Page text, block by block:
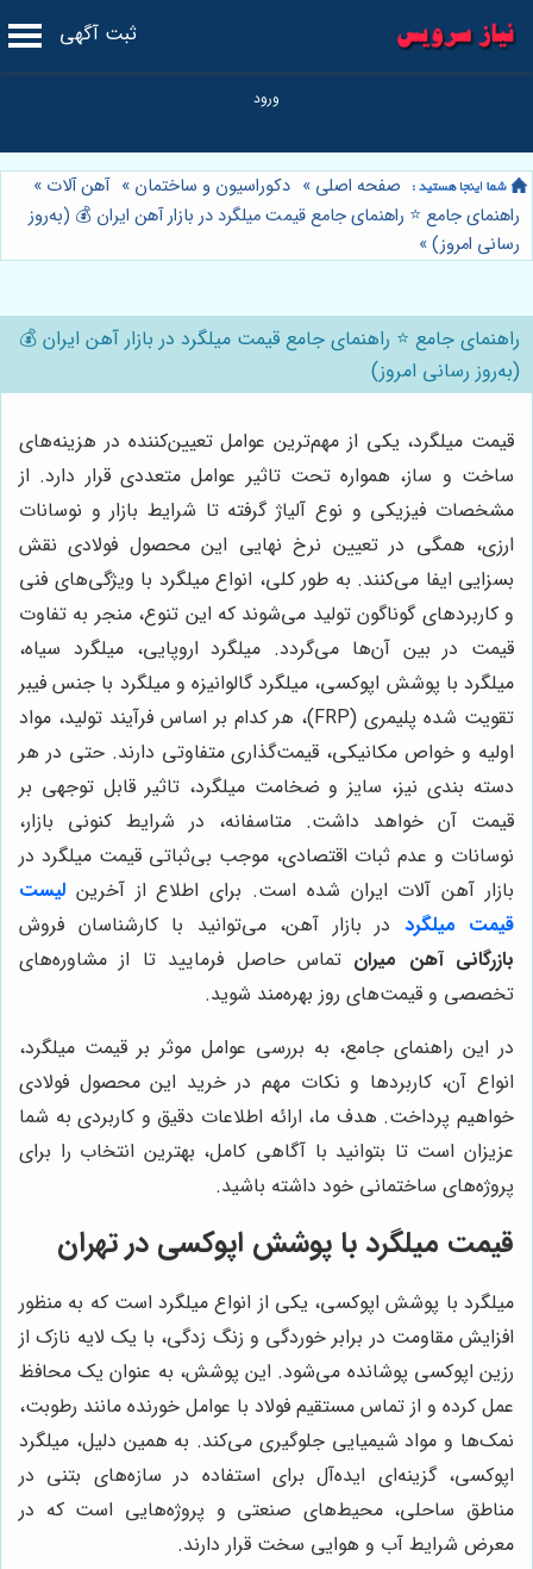
ثبت آگهی
صفحه اصلی » دکوراسیون و ساختمان » آهن آلات »
راهنمای جامع ⭐️ راهنمای جامع قیمت میلگرد در بازار آهن ایران 💰 (به‌روز
رسانی امروز)»
راهنمای جامع ⭐️ راهنمای جامع قیمت میلگرد در بازار آهن ایران 💰
(به‌روز رسانی امروز)
قیمت میلگرد، یکی از مهم‌ترین عوامل تعیین‌کننده در هزینه‌های
ساخت و ساز، همواره تحت تاثیر عوامل متعددی قرار دارد. از
مشخصات فیزیکی و نوع آلیاژ گرفته تا شرایط بازار و نوسانات
ارزی، همگی در تعیین نرخ نهایی این محصول فولادی نقش
بسزایی ایفا می‌کنند. به طور کلی، انواع میلگرد با ویژگی‌های فنی
و کاربردهای گوناگون تولید می‌شوند که این تنوع، منجر به تفاوت
قیمت در بین آن‌ها می‌گردد. میلگرد اروپایی، میلگرد سیاه،
میلگرد با پوشش اپوکسی، میلگرد گالوانیزه و میلگرد با جنس فیبر
تقویت شده پلیمری (FRP)، هر کدام بر اساس فرآیند تولید، مواد
اولیه و خواص مکانیکی، قیمت‌گذاری متفاوتی دارند. حتی در هر
دسته بندی نیز، سایز و ضخامت میلگرد، تاثیر قابل توجهی بر
قیمت آن خواهد داشت. متاسفانه، در شرایط کنونی بازار،
نوسانات و عدم ثبات اقتصادی، موجب بی‌ثباتی قیمت میلگرد در
بازار آهن آلات ایران شده است. برای اطلاع از آخرین لیست
قیمت میلگرد در بازار آهن، می‌توانید با کارشناسان فروش
بازرگانی آهن میران تماس حاصل فرمایید تا از مشاوره‌های
تخصصی و قیمت‌های روز بهره‌مند شوید.
در این راهنمای جامع، به بررسی عوامل موثر بر قیمت میلگرد،
انواع آن، کاربردها و نکات مهم در خرید این محصول فولادی
خواهیم پرداخت. هدف ما، ارائه اطلاعات دقیق و کاربردی به شما
عزیزان است تا بتوانید با آگاهی کامل، بهترین انتخاب را برای
پروژه‌های ساختمانی خود داشته باشید.
قیمت میلگرد با پوشش اپوکسی در تهران
میلگرد با پوشش اپوکسی، یکی از انواع میلگرد است که به منظور
افزایش مقاومت در برابر خوردگی و زنگ زدگی، با یک لایه نازک از
رزین اپوکسی پوشانده می‌شود. این پوشش، به عنوان یک محافظ
عمل کرده و از تماس مستقیم فولاد با عوامل خورنده مانند رطوبت،
نمک‌ها و مواد شیمیایی جلوگیری می‌کند. به همین دلیل، میلگرد
اپوکسی، گزینه‌ای ایده‌آل برای استفاده در سازه‌های بتنی در
مناطق ساحلی، محیط‌های صنعتی و پروژه‌هایی است که در
معرض شرایط آب و هوایی سخت قرار دارند.